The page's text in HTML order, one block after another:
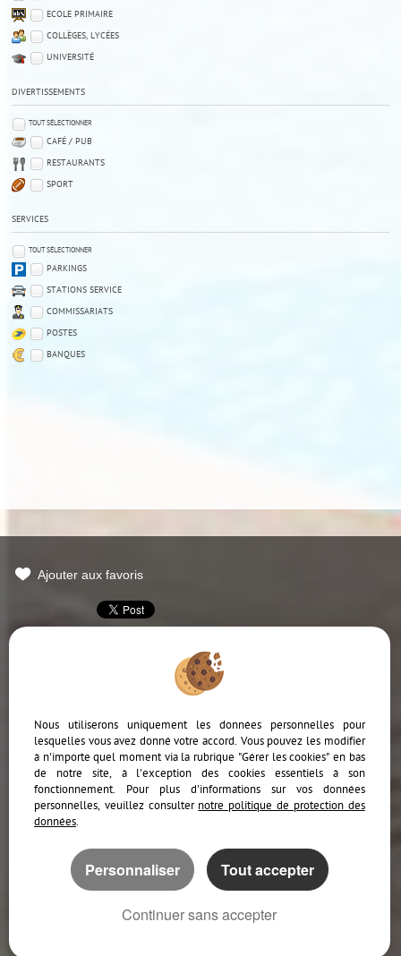
ECOLE PRIMAIRE
COLLÈGES, LYCÉES
UNIVERSITÉ
DIVERTISSEMENTS
TOUT SÉLECTIONNER
CAFÉ / PUB
RESTAURANTS
SPORT
SERVICES
TOUT SÉLECTIONNER
PARKINGS
STATIONS SERVICE
COMMISSARIATS
POSTES
BANQUES
Ajouter aux favoris
Politique de protection des données
Accès Propriétaire
Afin de vous offrir un confort de lecture permanent, depuis votre PC, votre
différents types d'écrans
Logiciel immobilier Adapt Immo
Référencement immobilier
Nous utiliserons uniquement les données personnelles pour
lesquelles vous avez donné votre accord. Vous pouvez les modifier
à n'importe quel moment via la rubrique "Gérer les cookies" en bas
de notre site, à l'exception des cookies essentiels à son
fonctionnement. Pour plus d'informations sur vos données
personnelles, veuillez consulter notre politique de protection des
données.
Personnaliser Tout accepter
Continuer sans accepter